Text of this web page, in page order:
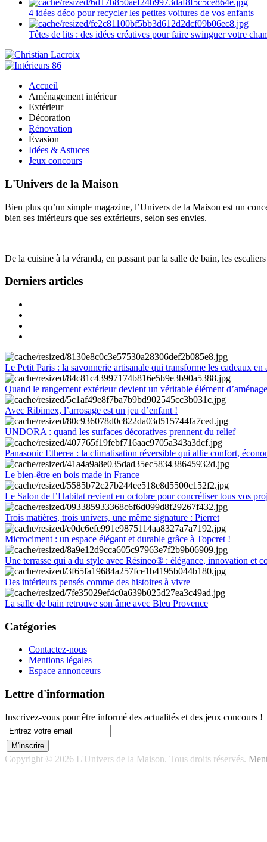
4 idées déco pour recycler les petites voitures de vos enfants
Têtes de lits : des idées créatives pour faire swinguer votre
Accueil
Aménagement intérieur
Extérieur
Décoration
Rénovation
Évasion
Idées & Astuces
Jeux concours
L'Univers de la Maison
Bien plus qu’un simple magazine, l’Univers de la Maison est un
bien ses intérieurs que ses extérieurs, selon ses envies.
De la cuisine à la véranda, en passant par la salle de bain, les
Derniers articles
Le Petit Paris : la savonnerie artisanale qui transforme les cadeaux en
Quand le rangement extérieur devient un véritable élément
Avec Ribimex, l’arrosage est un jeu d’enfant !
UNDORA : quand les surfaces décoratives prennent du relief
Panasonic Etherea : la climatisation réversible qui allie confort,
Le bien-être en bois made in France
Le Salon de l’Habitat revient en octobre pour concrétiser tous vos
Trois matières, trois univers, une même signature : Pierret
Microciment : un espace élégant et durable grâce à Topcret !
Une terrasse qui a du style avec Résineo® : élégance, innovation et
Des intérieurs pensés comme des histoires à vivre
La salle de bain retrouve son âme avec Bleu Provence
Catégories
Contactez-nous
Mentions légales
Espace annonceurs
Lettre d'information
Inscrivez-vous pour être informé des actualités et des jeux concours !
Copyright © 2026 L'Univers de la Maison. Tous droits réservés.